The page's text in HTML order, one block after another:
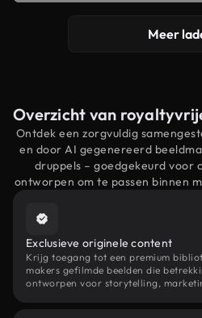
Meer
Overzicht van
Ontdek een zorgvuldig
en door AI gegenereerd
druppels – goedgekeurd voor
ontworpen om te passen binnen
Exclusieve originele content
Krijg toegang tot een premium
makers gefilmde beelden die
ontworpen voor storytelling,